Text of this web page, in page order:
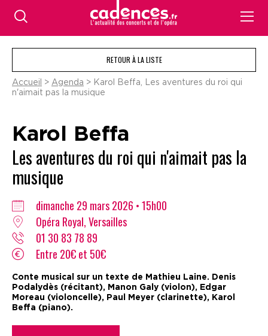
RETOUR À LA LISTE
Accueil > Agenda > Karol Beffa, Les aventures du roi qui
n'aimait pas la musique
Karol Beffa
Les aventures du roi qui n'aimait pas la
musique
dimanche 29 mars 2026 • 15h00
Opéra Royal, Versailles
01 30 83 78 89
Entre 20€ et 50€
Conte musical sur un texte de Mathieu Laine. Denis
Podalydès (récitant), Manon Galy (violon), Edgar
Moreau (violoncelle), Paul Meyer (clarinette), Karol
Beffa (piano).